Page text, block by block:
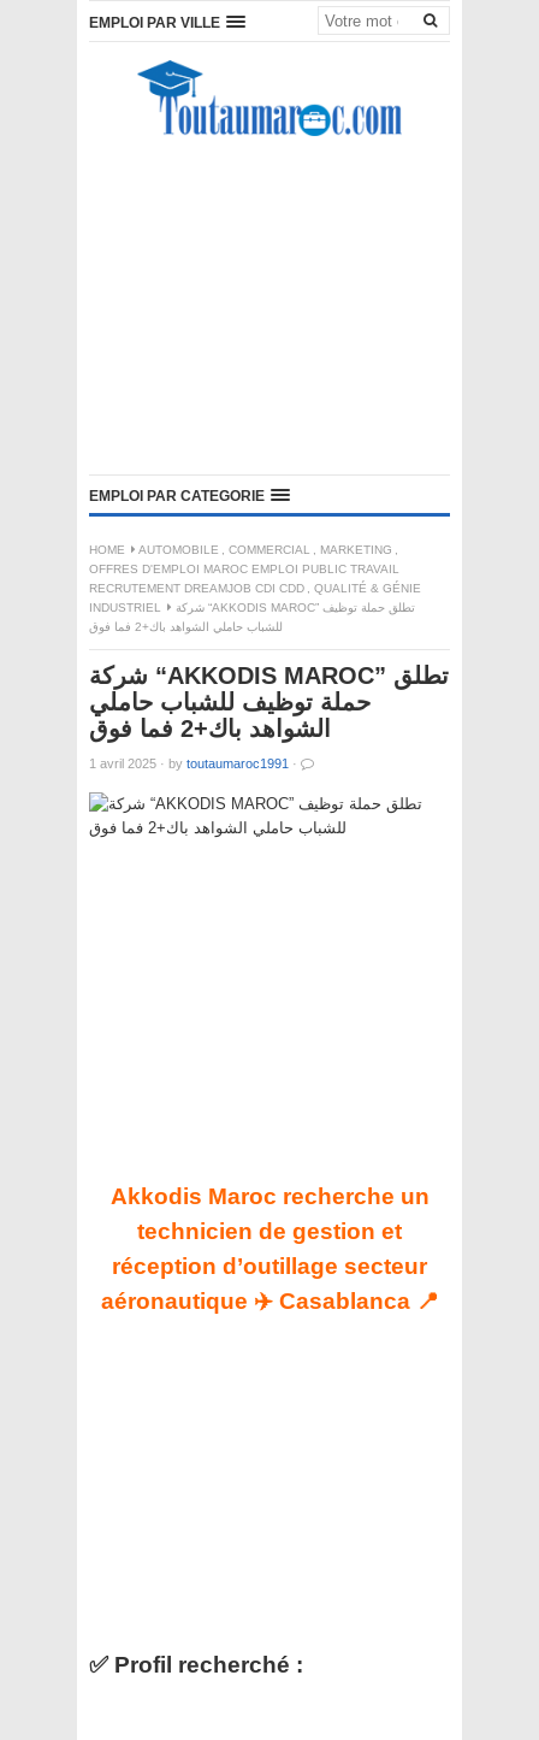
EMPLOI PAR VILLE
EMPLOI PAR CATEGORIE
HOME AUTOMOBILE , COMMERCIAL , MARKETING ,
OFFRES D'EMPLOI MAROC EMPLOI PUBLIC TRAVAIL
RECRUTEMENT DREAMJOB CDI CDD , QUALITÉ & GÉNIE
INDUSTRIEL
شركة “AKKODIS MAROC” تطلق حملة توظيف
للشباب حاملي الشواهد باك+2 فما فوق
شركة “AKKODIS MAROC” تطلق
حملة توظيف للشباب حاملي
الشواهد باك+2 فما فوق
1 avril 2025 · by toutaumaroc1991 ·
Akkodis Maroc recherche un
technicien de gestion et
réception d’outillage secteur
aéronautique ✈️ Casablanca 📍
✅ Profil recherché :